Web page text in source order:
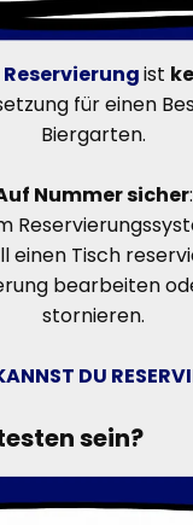
Reservierungist
für einen
Biergarten.
Nummer sicher:
einen Tisch
bearbeiten
stornieren.
DU
sein?